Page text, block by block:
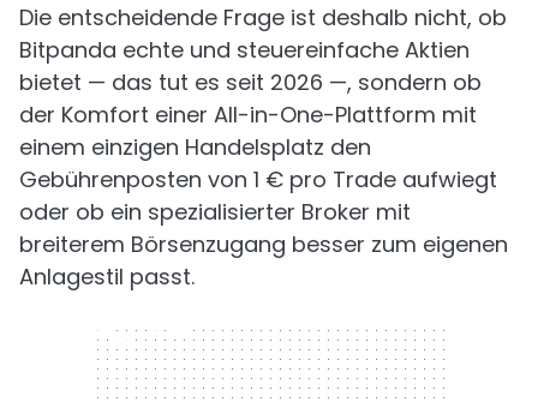
Die entscheidende Frage ist deshalb nicht, ob
Bitpanda echte und steuereinfache Aktien
bietet — das tut es seit 2026 —, sondern ob
der Komfort einer All-in-One-Plattform mit
einem einzigen Handelsplatz den
Gebührenposten von 1 € pro Trade aufwiegt
oder ob ein spezialisierter Broker mit
breiterem Börsenzugang besser zum eigenen
Anlagestil passt.
300 x 250